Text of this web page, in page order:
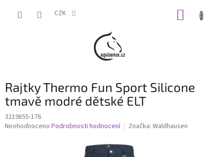
CZK
Rajtky Thermo Fun Sport Silicone
tmavě modré dětské ELT
3219855-176
Průměrné
Neohodnoceno Podrobnosti hodnocení Značka: Waldhausen